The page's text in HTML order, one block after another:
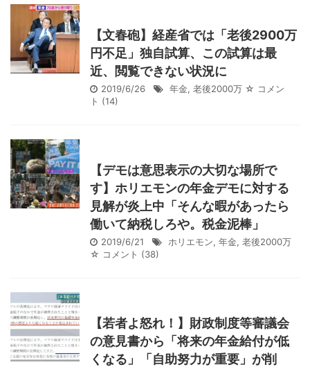
【文春砲】経産省では「老後2900万
円不足」独自試算、この試算は最
近、閲覧できない状況に
2019/6/26 年金, 老後2000万 ☆ コメン
ト (14)
【デモは意思表示の大切な場所で
す】ホリエモンの年金デモに対する
見解が炎上中「そんな暇があったら
働いて納税しろや。税金泥棒」
2019/6/21 ホリエモン, 年金, 老後2000万
☆ コメント (38)
【若者よ怒れ！】財政制度等審議会
の意見書から「将来の年金給付が低
くなる」「自助努力が重要」が削